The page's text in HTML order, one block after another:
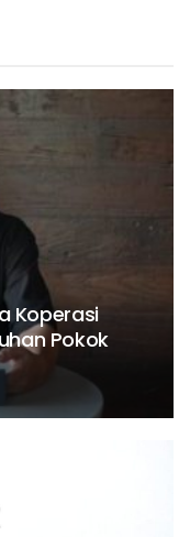
Koperasi
Pokok